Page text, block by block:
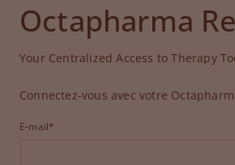
Octapharma
Your Centralized Access to Therapy
Connectez-vous avec votre
E-mail*